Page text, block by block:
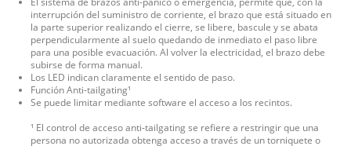
interrupción del suministro de corriente, el brazo que está situado en
la parte superior realizando el cierre, se libere, bascule y se abata
perpendicularmente al suelo quedando de inmediato el paso libre
para una posible evacuación. Al volver la electricidad, el brazo debe
subirse de forma manual.
Los LED indican claramente el sentido de paso.
Función Anti-tailgating¹
Se puede limitar mediante software el acceso a los recintos.
¹ El control de acceso anti-tailgating se refiere a restringir que una
persona no autorizada obtenga acceso a través de un torniquete o